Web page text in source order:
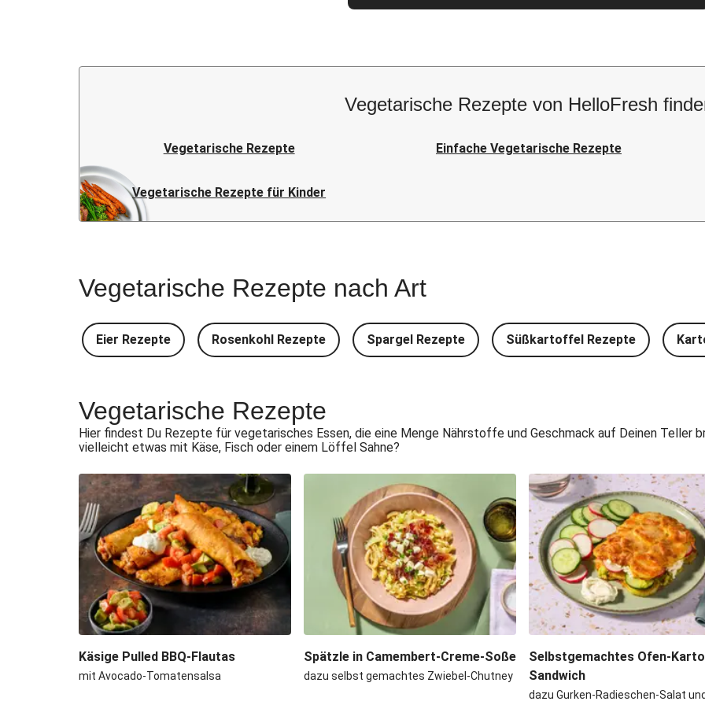
Vegetarische Rezepte von HelloFresh
Vegetarische Rezepte Einfache Vegetarische Rezepte
Vegetarische Rezepte für Kinder
Vegetarische Rezepte nach Art
Eier Rezepte Rosenkohl Rezepte Spargel Rezepte Süßkartoffel Rezepte
Vegetarische Rezepte
Hier findest Du Rezepte für vegetarisches Essen, die eine Menge Nährstoffe und Geschmack auf Deinen Teller
vielleicht etwas mit Käse, Fisch oder einem Löffel Sahne?
Käsige Pulled BBQ-Flautas
mit Avocado-Tomatensalsa
Spätzle in Camembert-Creme-Soße
dazu selbst gemachtes Zwiebel-Chutney
Selbstgemachtes Ofen-
Sandwich
dazu Gurken-Radieschen-Salat